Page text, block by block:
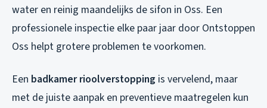
water en reinig maandelijks de sifon in Oss. Een
professionele inspectie elke paar jaar door Ontstoppen
Oss helpt grotere problemen te voorkomen.
Een badkamer rioolverstopping is vervelend, maar
met de juiste aanpak en preventieve maatregelen kun